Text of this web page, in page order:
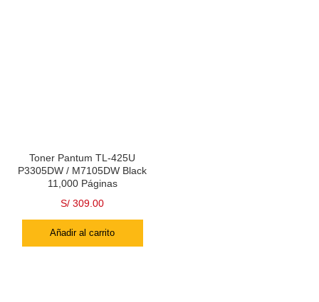
Toner Pantum TL-425U
P3305DW / M7105DW Black
11,000 Páginas
S/ 309.00
Añadir al carrito